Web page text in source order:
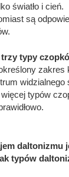
światło i cień.
są
typy
zakres
widzialnego
typów
daltonizmu
typów